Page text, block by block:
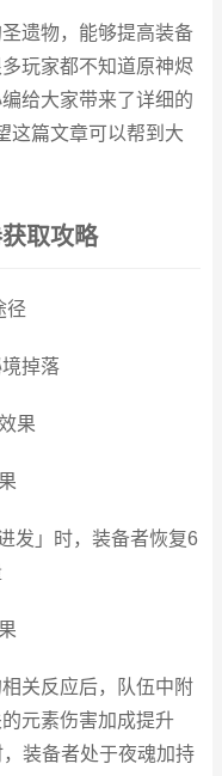
遗物，能够提高装备
玩家都不知道原神烬
给大家带来了详细的
这篇文章可以帮到大
取攻略
径
掉落
果
发」时，装备者恢复6
关反应后，队伍中附
元素伤害加成提升
装备者处于夜魂加持